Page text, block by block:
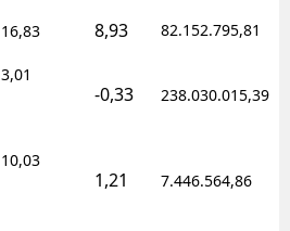
16,83 8,93 82.152.795,81
3,01
-0,33 238.030.015,39
10,03
1,21 7.446.564,86